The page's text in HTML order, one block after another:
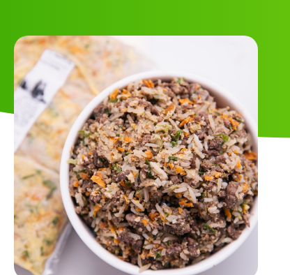
Blog
Contato
Trabalhe conosco
Faq